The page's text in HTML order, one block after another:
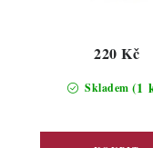
Skladem (1
220 Kč